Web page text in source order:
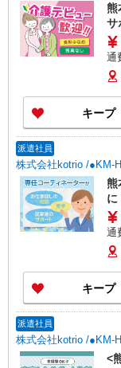
熊
サ
通
キープ
派遣社員
株式会社kotrio /●KM-
熊
に
通
キープ
派遣社員
株式会社kotrio /●KM-
<